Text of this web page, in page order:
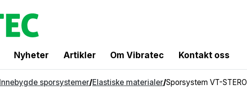
Nyheter Artikler Om Vibratec Kontakt oss
Innebygde sporsystemer/Elastiske materialer/Sporsystem VT-STERO